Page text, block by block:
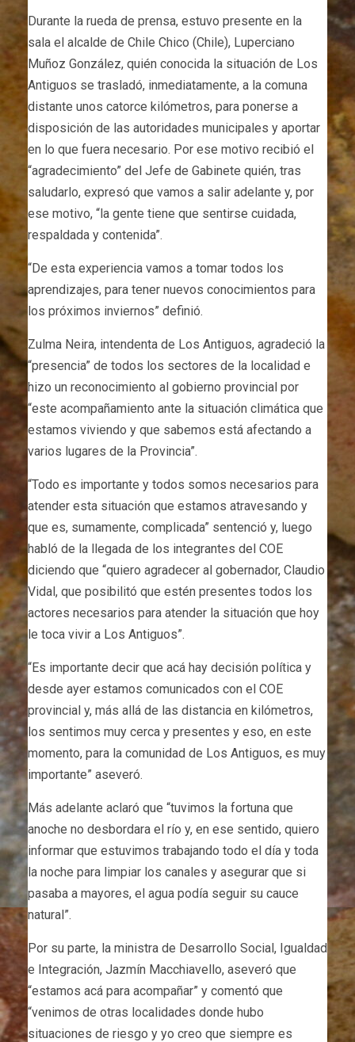
Durante la rueda de prensa, estuvo presente en la
sala el alcalde de Chile Chico (Chile), Luperciano
Muñoz González, quién conocida la situación de Los
Antiguos se trasladó, inmediatamente, a la comuna
distante unos catorce kilómetros, para ponerse a
disposición de las autoridades municipales y aportar
en lo que fuera necesario. Por ese motivo recibió el
“agradecimiento” del Jefe de Gabinete quién, tras
saludarlo, expresó que vamos a salir adelante y, por
ese motivo, “la gente tiene que sentirse cuidada,
respaldada y contenida”.
“De esta experiencia vamos a tomar todos los
aprendizajes, para tener nuevos conocimientos para
los próximos inviernos” definió.
Zulma Neira, intendenta de Los Antiguos, agradeció la
“presencia” de todos los sectores de la localidad e
hizo un reconocimiento al gobierno provincial por
“este acompañamiento ante la situación climática que
estamos viviendo y que sabemos está afectando a
varios lugares de la Provincia”.
“Todo es importante y todos somos necesarios para
atender esta situación que estamos atravesando y
que es, sumamente, complicada” sentenció y, luego
habló de la llegada de los integrantes del COE
diciendo que “quiero agradecer al gobernador, Claudio
Vidal, que posibilitó que estén presentes todos los
actores necesarios para atender la situación que hoy
le toca vivir a Los Antiguos”.
“Es importante decir que acá hay decisión política y
desde ayer estamos comunicados con el COE
provincial y, más allá de las distancia en kilómetros,
los sentimos muy cerca y presentes y eso, en este
momento, para la comunidad de Los Antiguos, es muy
importante” aseveró.
Más adelante aclaró que “tuvimos la fortuna que
anoche no desbordara el río y, en ese sentido, quiero
informar que estuvimos trabajando todo el día y toda
la noche para limpiar los canales y asegurar que si
pasaba a mayores, el agua podía seguir su cauce
natural”.
Por su parte, la ministra de Desarrollo Social, Igualdad
e Integración, Jazmín Macchiavello, aseveró que
“estamos acá para acompañar” y comentó que
“venimos de otras localidades donde hubo
situaciones de riesgo y yo creo que siempre es